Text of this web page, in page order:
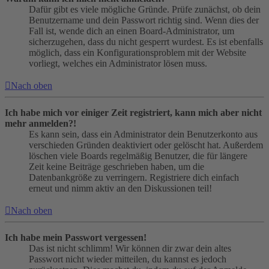
Dafür gibt es viele mögliche Gründe. Prüfe zunächst, ob dein
Benutzername und dein Passwort richtig sind. Wenn dies der
Fall ist, wende dich an einen Board-Administrator, um
sicherzugehen, dass du nicht gesperrt wurdest. Es ist ebenfalls
möglich, dass ein Konfigurationsproblem mit der Website
vorliegt, welches ein Administrator lösen muss.
Nach oben
Ich habe mich vor einiger Zeit registriert, kann mich aber nicht
mehr anmelden?!
Es kann sein, dass ein Administrator dein Benutzerkonto aus
verschieden Gründen deaktiviert oder gelöscht hat. Außerdem
löschen viele Boards regelmäßig Benutzer, die für längere
Zeit keine Beiträge geschrieben haben, um die
Datenbankgröße zu verringern. Registriere dich einfach
erneut und nimm aktiv an den Diskussionen teil!
Nach oben
Ich habe mein Passwort vergessen!
Das ist nicht schlimm! Wir können dir zwar dein altes
Passwort nicht wieder mitteilen, du kannst es jedoch